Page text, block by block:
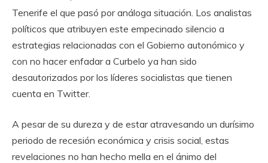
Tenerife el que pasó por análoga situación. Los analistas
políticos que atribuyen este empecinado silencio a
estrategias relacionadas con el Gobierno autonómico y
con no hacer enfadar a Curbelo ya han sido
desautorizados por los líderes socialistas que tienen
cuenta en Twitter.
A pesar de su dureza y de estar atravesando un durísimo
periodo de recesión económica y crisis social, estas
revelaciones no han hecho mella en el ánimo del